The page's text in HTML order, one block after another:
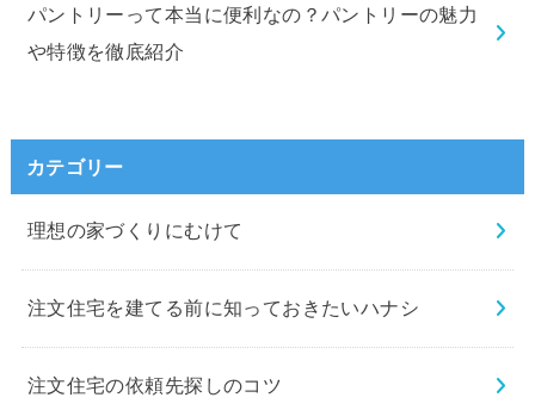
パントリーって本当に便利なの？パントリーの魅力
や特徴を徹底紹介
カテゴリー
理想の家づくりにむけて
注文住宅を建てる前に知っておきたいハナシ
注文住宅の依頼先探しのコツ